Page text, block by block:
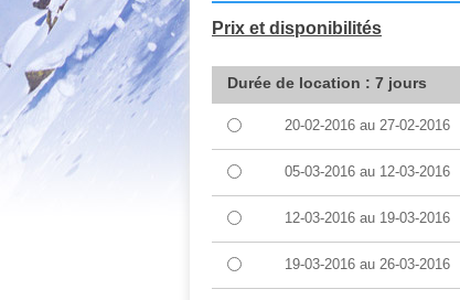
Prix et disponibilités
Durée de location : 7 jours
20-02-2016 au 27-02-2016
05-03-2016 au 12-03-2016
12-03-2016 au 19-03-2016
19-03-2016 au 26-03-2016